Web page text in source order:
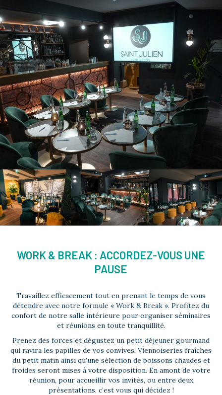
WORK & BREAK : ACCORDEZ-VOUS UNE
PAUSE
Travaillez efficacement tout en prenant le temps de vous
détendre avec notre formule « Work & Break ». Profitez du
confort de notre salle intérieure pour organiser séminaires
et réunions en toute tranquillité.
Prenez des forces et dégustez un petit déjeuner gourmand
qui ravira les papilles de vos convives. Viennoiseries fraîches
du petit matin ainsi qu’une sélection de boissons chaudes et
froides seront mises à votre disposition. En amont de votre
réunion, pour accueillir vos invités, ou entre deux
présentations, c’est vous qui décidez !